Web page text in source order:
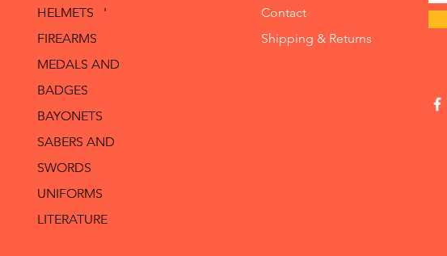
HELMETS '
FIREARMS
MEDALS AND
BADGES
BAYONETS
SABERS AND
SWORDS
UNIFORMS
LITERATURE
Contact
Shipping & Returns